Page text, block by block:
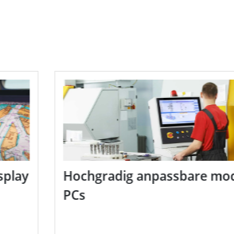
S-Series HMI lässt
HMI eine fortschrittliche
intelligente
Panel-
Industrielles